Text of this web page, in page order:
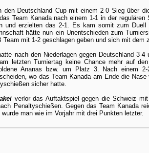
den Deutschland Cup mit einem 2-0 Sieg über
Team Kanada nach einem 1-1 in der
und erzielten das 2-1. Es kam somit zum Duell
hätte nun ein Unentschieden zum
Team mit 1-2 geschlagen geben und sich mit dem
nach den Niederlagen gegen Deutschland 3-
letzten Turniertag keine Chance mehr auf
Ananas bzw. um Platz 3. Nach einem
wo das Team Kanada am Ende die
sicher hatte.
verlor das Auftaktspiel gegen die Schweiz
Penaltyschießen. Gegen das Team Kanada
man wie im Vorjahr mit drei Punkten letzter.